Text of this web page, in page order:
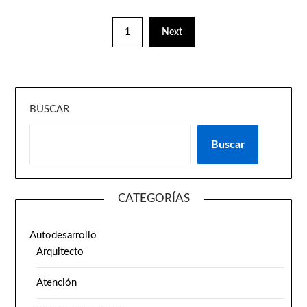
1 Next
BUSCAR
Buscar
CATEGORÍAS
Autodesarrollo
Arquitecto
Atención